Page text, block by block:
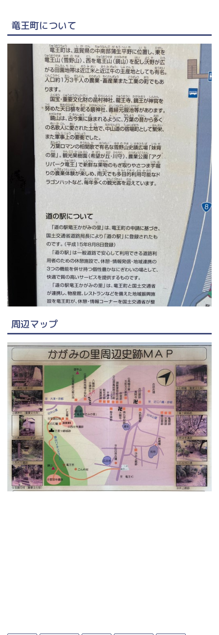
竜王町について
周辺マップ